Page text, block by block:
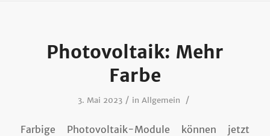
Photovoltaik: Mehr
Farbe
3. Mai 2023 / in Allgemein /
Farbige Photovoltaik-Module können jetzt